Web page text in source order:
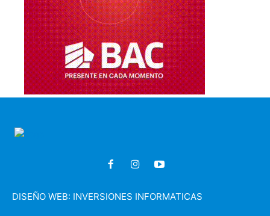
DISEÑO WEB: INVERSIONES INFORMATICAS